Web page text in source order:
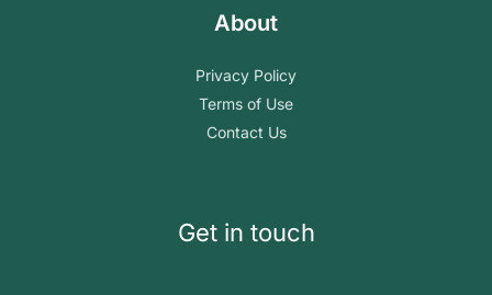
About
Privacy Policy
Terms of Use
Contact Us
Get in touch